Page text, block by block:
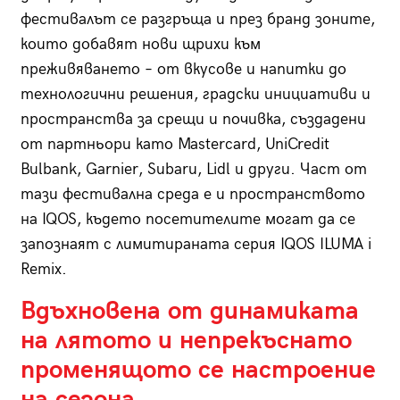
фестивалът се разгръща и през бранд зоните,
които добавят нови щрихи към
преживяването – от вкусове и напитки до
технологични решения, градски инициативи и
пространства за срещи и почивка, създадени
от партньори като Mastercard, UniCredit
Bulbank, Garnier, Subaru, Lidl и други. Част от
тази фестивална среда е и пространството
на IQOS, където посетителите могат да се
запознаят с лимитираната серия IQOS ILUMA i
Remix.
Вдъхновена от динамиката
на лятото и непрекъснато
променящото се настроение